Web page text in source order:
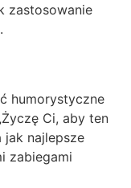
zastosowanie
humorystyczne
Ci, aby ten
jak najlepsze
zabiegami